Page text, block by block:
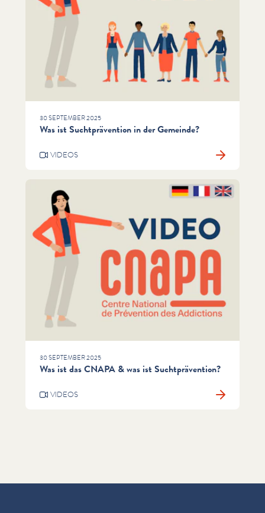
30 SEPTEMBER 2025
Was ist Suchtprävention in der Gemeinde?
VIDEOS
30 SEPTEMBER 2025
Was ist das CNAPA & was ist Suchtprävention?
VIDEOS